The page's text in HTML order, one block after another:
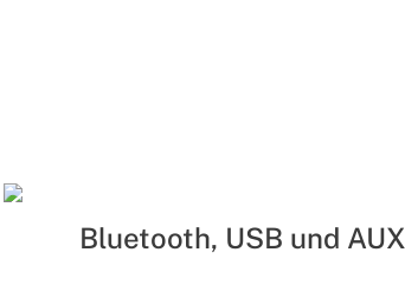
Bluetooth, USB und AUX